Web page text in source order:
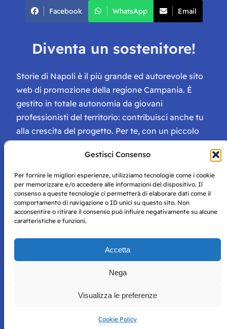
Gestisci Consenso
Per fornire le migliori esperienze, utilizziamo tecnologie come i cookie
per memorizzare e/o accedere alle informazioni del dispositivo. Il
consenso a queste tecnologie ci permetterà di elaborare dati come il
comportamento di navigazione o ID unici su questo sito. Non
acconsentire o ritirare il consenso può influire negativamente su alcune
caratteristiche e funzioni.
Accetta
Nega
Visualizza le preferenze
Cookie Policy
Facebook WhatsApp Email
Diventa un sostenitore!
Storie di Napoli è il più grande ed autorevole sito
web di promozione della regione Campania. È
gestito in totale autonomia da giovani
professionisti del territorio: contribuisci anche tu
alla crescita del progetto. Per te, con un piccolo
tessera di Storie Campane, libri e magazine gratis
e inviti ad eventi esclusivi!
Storie di Napoli è una testata registrata presso il tribunale di
per mero scopo didattico e informativo.
perseguito secondo i termini di legge. Si nega l’utilizzo delle